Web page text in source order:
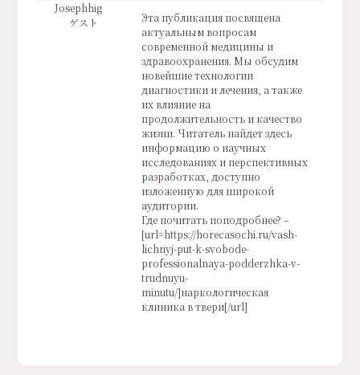
Josephhig
ゲスト
Эта публикация посвящена
актуальным вопросам
современной медицины и
здравоохранения. Мы обсудим
новейшие технологии
диагностики и лечения, а также
их влияние на
продолжительность и качество
жизни. Читатель найдет здесь
информацию о научных
исследованиях и перспективных
разработках, доступно
изложенную для широкой
аудитории.
Где почитать поподробнее? –
[url=https://horecasochi.ru/vash-
lichnyj-put-k-svobode-
professionalnaya-podderzhka-v-
trudnuyu-
minutu/]наркологическая
клиника в твери[/url]